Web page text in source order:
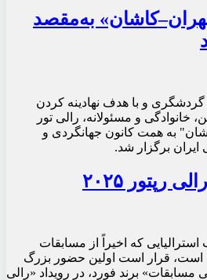
به‌مقصد
و با هدف نهادینه کردن
خانوادگی و مسئولانه، رالی تور
به همت کانون جهانگردی و
ایران برگزار شد.
۲۰۲۵
استرالیایی که اخیراً از مسابقات
است، قرار است اولین حضور بزرگ
مسابقات» برند فورد، در رویداد «رالی